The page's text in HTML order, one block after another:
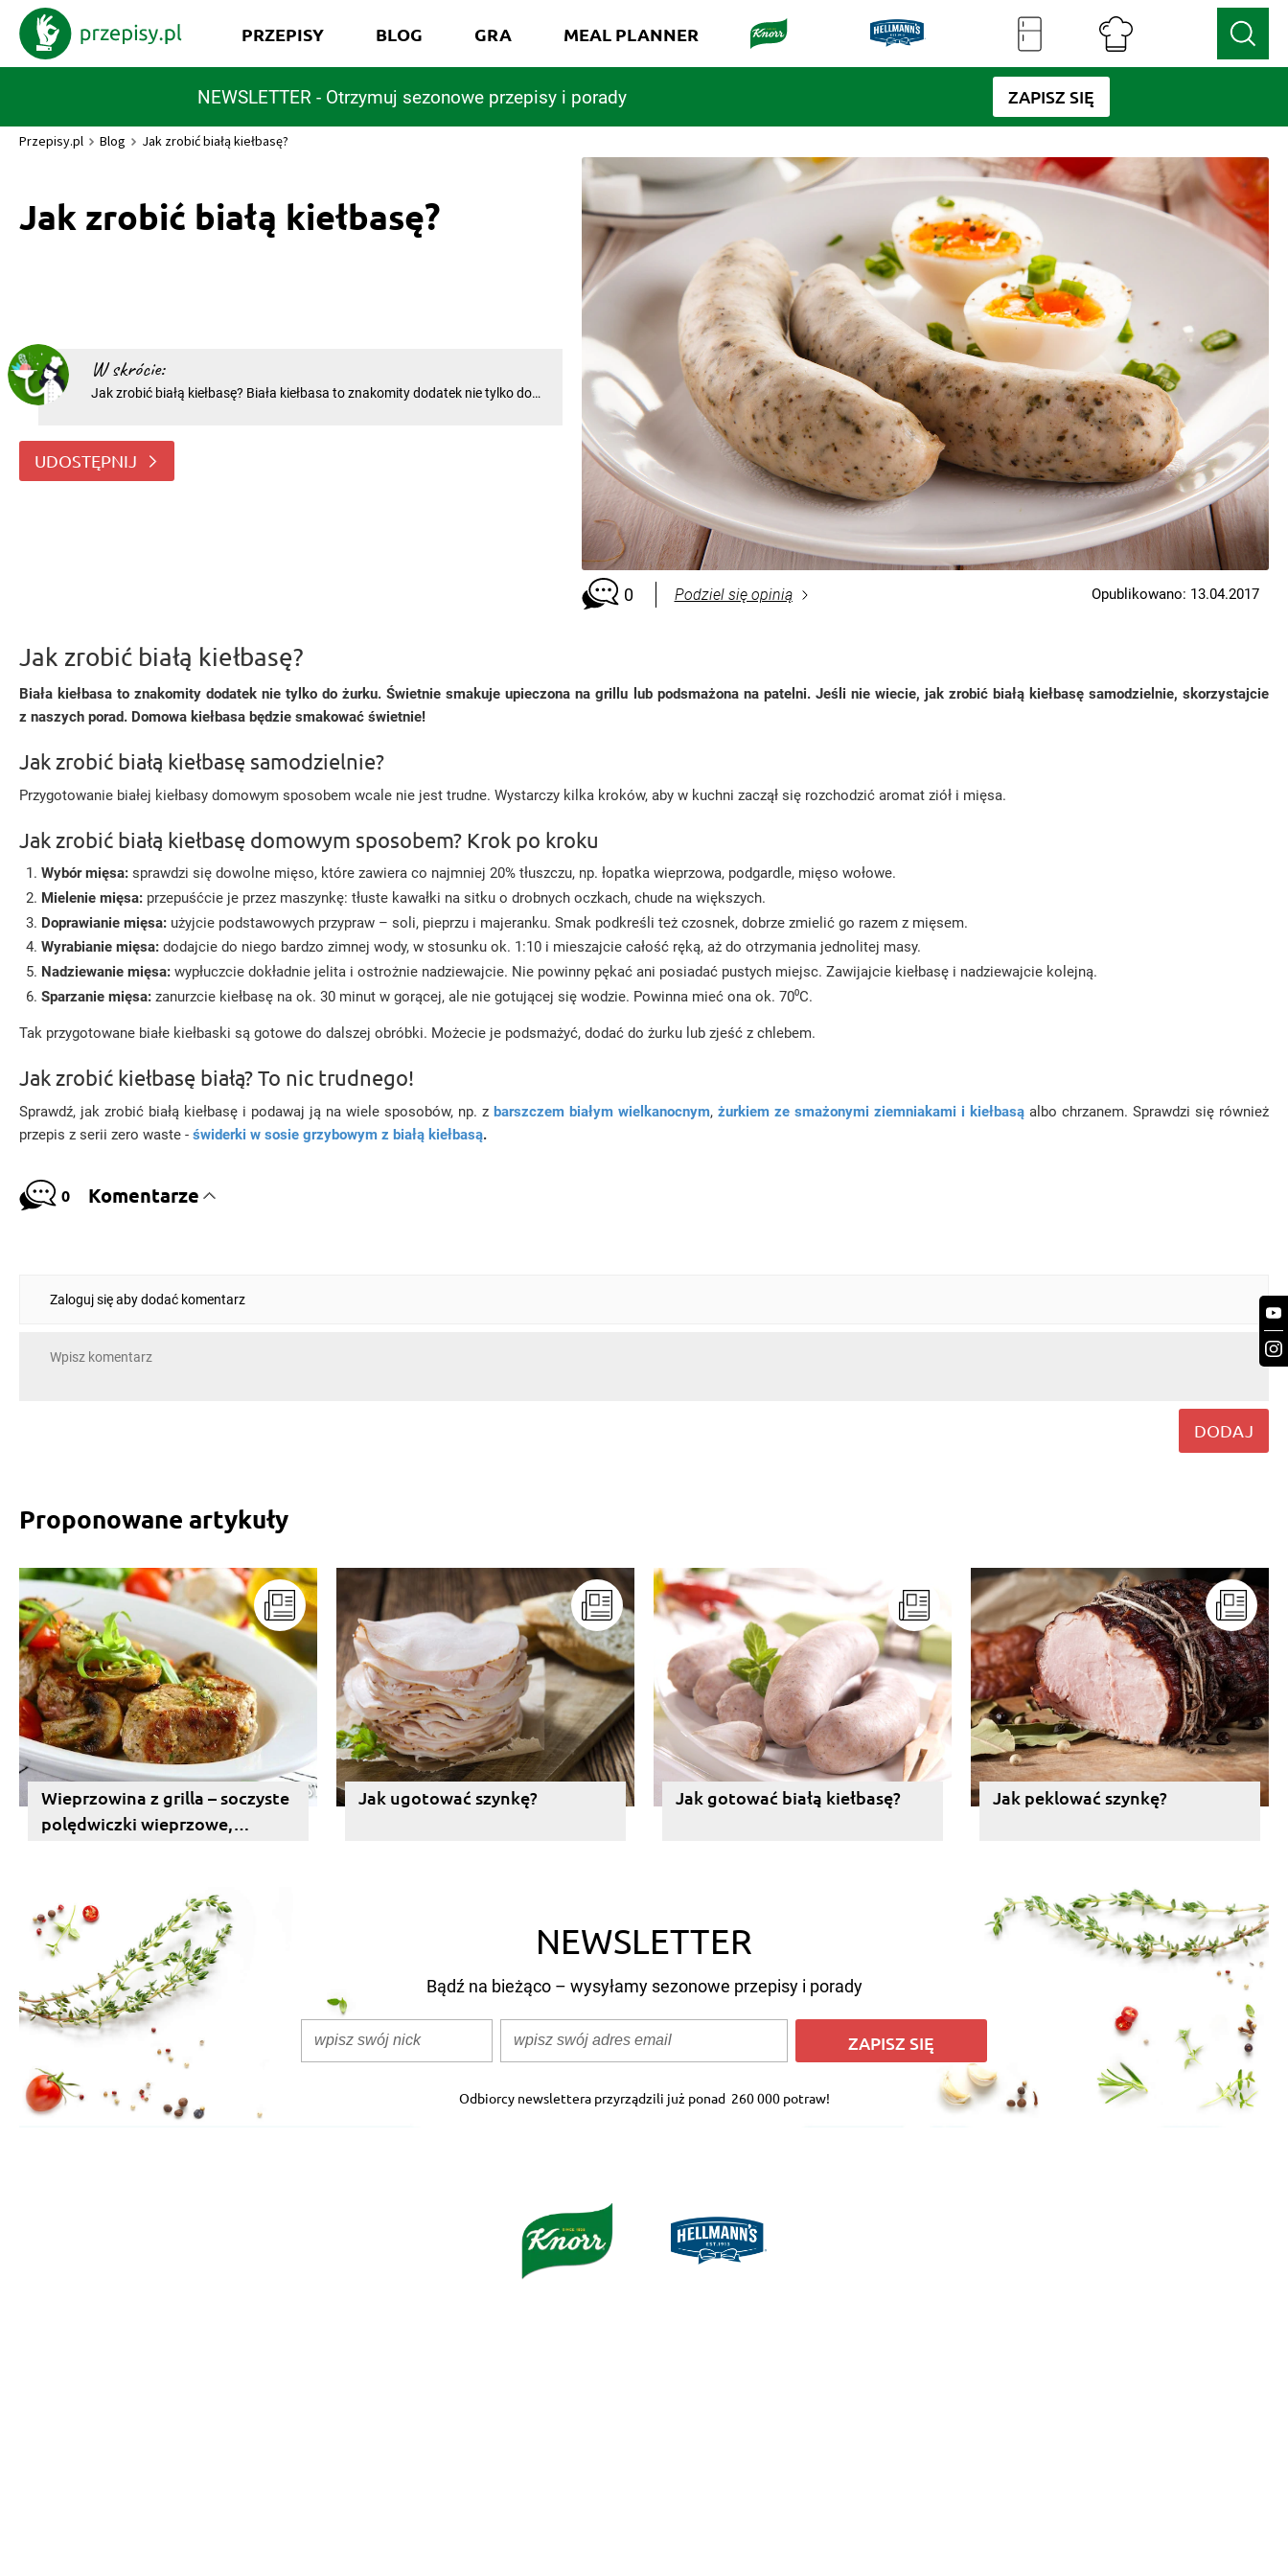
NEWSLETTER - Otrzymuj sezonowe przepisy i porady ZAPISZ SIĘ
PRZEPISY BLOG GRA MEAL PLANNER
Przepisy.pl Blog Jak zrobić białą kiełbasę?
Jak zrobić białą kiełbasę?
W skrócie:
Jak zrobić białą kiełbasę? Biała kiełbasa to znakomity dodatek nie tylko do
naszych porad
UDOSTĘPNIJ
0 Podziel się opinią Opublikowano: 13.04.2017
Jak zrobić białą kiełbasę?
Biała kiełbasa to znakomity dodatek nie tylko do żurku. Świetnie smakuje upieczona na grillu lub podsmażona na patelni. Jeśli nie wiecie, jak zrobić białą kiełbasę samodzielnie, skorzystajcie
z naszych porad. Domowa kiełbasa będzie smakować świetnie!
Jak zrobić białą kiełbasę samodzielnie?
Przygotowanie białej kiełbasy domowym sposobem wcale nie jest trudne. Wystarczy kilka kroków, aby w kuchni zaczął się rozchodzić aromat ziół i mięsa.
Jak zrobić białą kiełbasę domowym sposobem? Krok po kroku
Wybór mięsa:sprawdzi się dowolne mięso, które zawiera co najmniej 20% tłuszczu, np. łopatka wieprzowa, podgardle, mięso wołowe.
Mielenie mięsa:przepuśćcie je przez maszynkę: tłuste kawałki na sitku o drobnych oczkach, chude na większych.
Doprawianie mięsa:użyjcie podstawowych przypraw – soli, pieprzu i majeranku. Smak podkreśli też czosnek, dobrze zmielić go razem z mięsem.
Wyrabianie mięsa:dodajcie do niego bardzo zimnej wody, w stosunku ok. 1:10 i mieszajcie całość ręką, aż do otrzymania jednolitej masy.
Nadziewanie mięsa:wypłuczcie dokładnie jelita i ostrożnie nadziewajcie. Nie powinny pękać ani posiadać pustych miejsc. Zawijajcie kiełbasę i nadziewajcie kolejną.
Sparzanie mięsa:zanurzcie kiełbasę na ok. 30 minut w gorącej, ale nie gotującej się wodzie. Powinna mieć ona ok. 70⁰C.
Tak przygotowane białe kiełbaski są gotowe do dalszej obróbki. Możecie je podsmażyć, dodać do żurku lub zjeść z chlebem.
Jak zrobić kiełbasę białą? To nic trudnego!
Sprawdź, jak zrobić białą kiełbasę i podawaj ją na wiele sposobów, np. z barszczem białym wielkanocnym, żurkiem ze smażonymi ziemniakami i kiełbasą albo chrzanem. Sprawdzi się również
przepis z serii zero waste - świderki w sosie grzybowym z białą kiełbasą.
0 Komentarze
Zaloguj się aby dodać komentarz
DODAJ
Proponowane artykuły
Wieprzowina z grilla – soczyste
polędwiczki wieprzowe,
Jak ugotować szynkę? Jak gotować białą kiełbasę? Jak peklować szynkę?
NEWSLETTER
Bądź na bieżąco – wysyłamy sezonowe przepisy i porady
ZAPISZ SIĘ
Odbiorcy newslettera przyrządzili już ponad 260 000 potraw!